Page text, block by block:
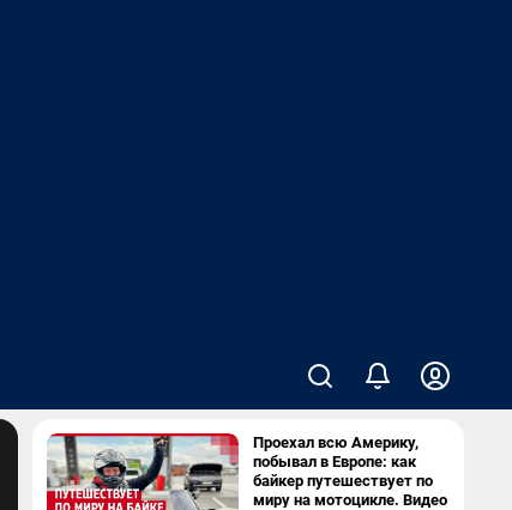
Проехал всю Америку,
побывал в Европе: как
байкер путешествует по
миру на мотоцикле. Видео